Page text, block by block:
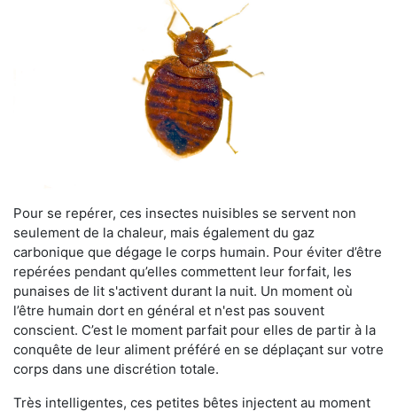
Pour se repérer, ces insectes nuisibles se servent non
seulement de la chaleur, mais également du gaz
carbonique que dégage le corps humain. Pour éviter d’être
repérées pendant qu’elles commettent leur forfait, les
punaises de lit s'activent durant la nuit. Un moment où
l’être humain dort en général et n'est pas souvent
conscient. C’est le moment parfait pour elles de partir à la
conquête de leur aliment préféré en se déplaçant sur votre
corps dans une discrétion totale.
Très intelligentes, ces petites bêtes injectent au moment